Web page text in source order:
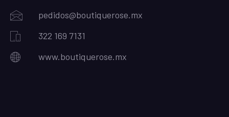
pedidos@boutiquerose.mx
322 169 7131
www.boutiquerose.mx